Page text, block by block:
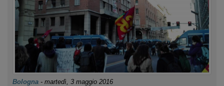
Bologna - martedì, 3 maggio 2016